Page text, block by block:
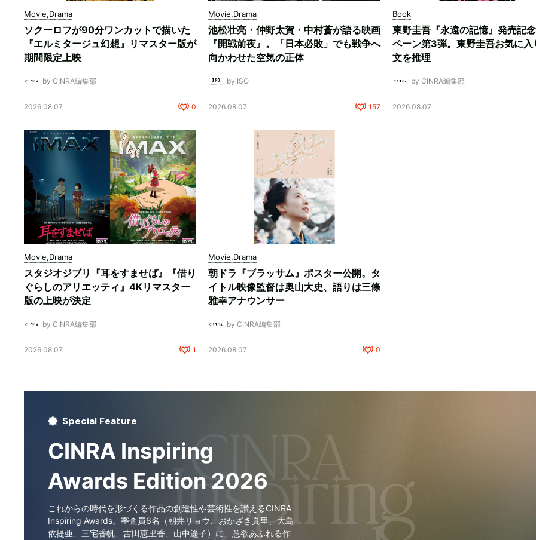
Movie,Drama
ソクーロフが90分ワンカットで描いた
『エルミタージュ幻想』リマスター版が
期間限定上映
by CINRA編集部
2026.08.07 0
Movie,Drama
池松壮亮・仲野太賀・中村蒼が語る映画
『開戦前夜』。「日本必敗」でも戦争へ
向かわせた空気の正体
by ISO
2026.08.07 157
Book
東野圭吾『永遠の記憶』発売記
ペーン第3弾。東野圭吾お気に入
文を推理
by CINRA編集部
2026.08.07
Movie,Drama
スタジオジブリ『耳をすませば』『借り
ぐらしのアリエッティ』4Kリマスター
版の上映が決定
by CINRA編集部
2026.08.07 1
Movie,Drama
朝ドラ『ブラッサム』ポスター公開。タ
イトル映像監督は奥山大史、語りは三條
雅幸アナウンサー
by CINRA編集部
2026.08.07 0
Special Feature
CINRA Inspiring
Awards Edition 2026
これからの時代を形づくる作品の創造性や芸術性を讃えるCINRA
Inspiring Awards。審査員6名（朝井リョウ、おかざき真里、大島
依提亜、三宅香帆、吉田恵里香、山中遥子）に、意欲あふれる作